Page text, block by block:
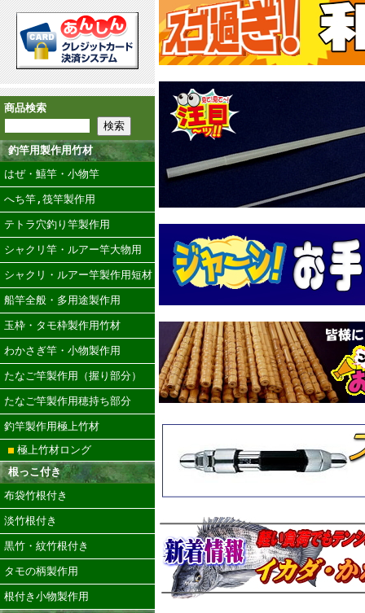
商品検索
釣竿用製作用竹材
はぜ・鱚竿・小物竿
へち竿,筏竿製作用
テトラ穴釣り竿製作用
シャクリ竿・ルアー竿大物用
シャクリ・ルアー竿製作用短材
船竿全般・多用途製作用
玉枠・タモ枠製作用竹材
わかさぎ竿・小物製作用
たなご竿製作用（握り部分）
たなご竿製作用穂持ち部分
釣竿製作用極上竹材
極上竹材ロング
根っこ付き
布袋竹根付き
淡竹根付き
黒竹・紋竹根付き
タモの柄製作用
根付き小物製作用